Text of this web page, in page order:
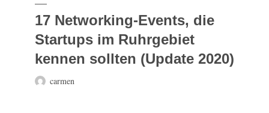
17 Networking-Events, die
Startups im Ruhrgebiet
kennen sollten (Update 2020)
carmen